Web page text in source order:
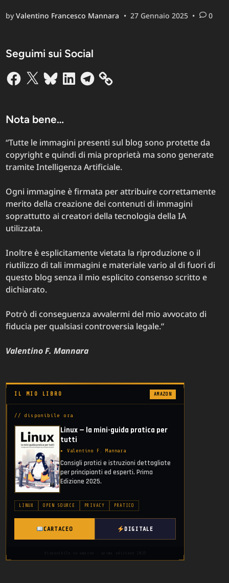
la
sta
la
solo)
byValentino Francesco Mannara • 27 Gennaio 2025 • 0
Seguimi sui Social
Facebook
X BlueskyLinkedInTelegram
Nota bene…
“Tutte le immagini presenti sul blog sono protette da
copyright e quindi di mia proprietà ma sono generate
tramite Intelligenza Artificiale.
Ogni immagine è firmata per attribuire correttamente
merito della creazione dei contenuti di immagini
soprattutto ai creatori della tecnologia della IA
utilizzata.
Inoltre è esplicitamente vietata la riproduzione o il
riutilizzo di tali immagini e materiale vario al di fuori di
questo blog senza il mio esplicito consenso scritto e
dichiarato.
Potrò di conseguenza avvalermi del mio avvocato di
fiducia per qualsiasi controversia legale.”
Valentino F. Mannara
IL MIO LIBRO AMAZON
// disponibile ora
Linux — la mini-guida pratica per
tutti
▸ Valentino F. Mannara
Consigli pratici e istruzioni dettagliate
per principianti ed esperti. Prima
Edizione 2025.
LINUX OPEN SOURCE PRIVACY PRATICO
CARTACEO DIGITALE